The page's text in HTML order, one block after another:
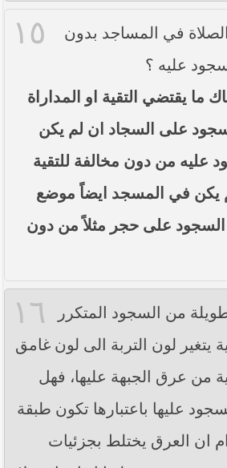
١٥
في المساجد بدون
عليه ؟
ما يقتضي التقية او المداراة
على السجاد ان لم يكن
عليه من دون مخالفة للتقية
يكن في المسجد ايضاً موضع
على حجر مثلاً من دون
١٦
من السجود المتكرر
يتغير لون التربة الى لون غامق
من عرق الجبهة عليها، فهل
عليها باعتبارها تكون طبقة
ان العرق يختلط بجزئيات